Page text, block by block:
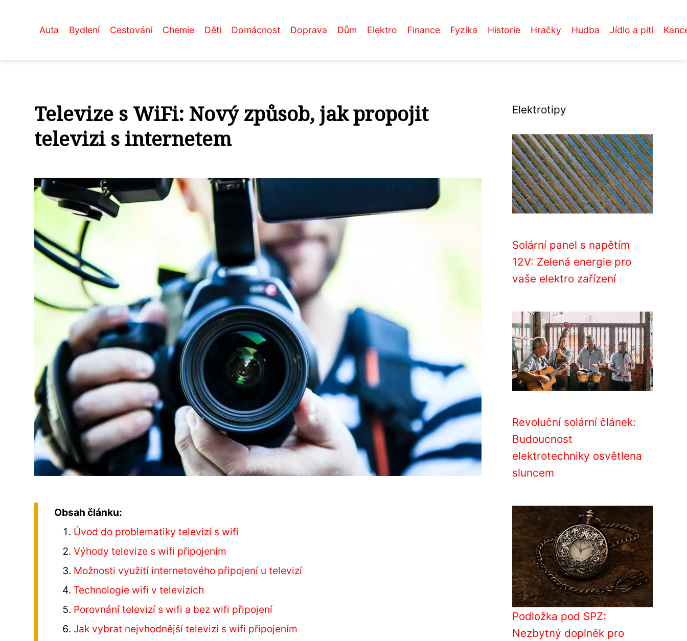
Auta Bydlení Cestování Chemie Děti Domácnost Doprava Dům Elektro Finance Fyzika Historie Hračky Hudba Jídlo a pití
Televize s WiFi: Nový způsob, jak propojit
televizi s internetem
Obsah článku:
Úvod do problematiky televizí s wifi
Výhody televize s wifi připojením
Možnosti využití internetového připojení u televizí
Technologie wifi v televizích
Porovnání televizí s wifi a bez wifi připojení
Jak vybrat nejvhodnější televizi s wifi připojením
Elektrotipy
Solární panel s napětím
12V: Zelená energie pro
vaše elektro zařízení
Revoluční solární článek:
Budoucnost
elektrotechniky osvětlena
sluncem
Podložka pod SPZ:
Nezbytný doplněk pro